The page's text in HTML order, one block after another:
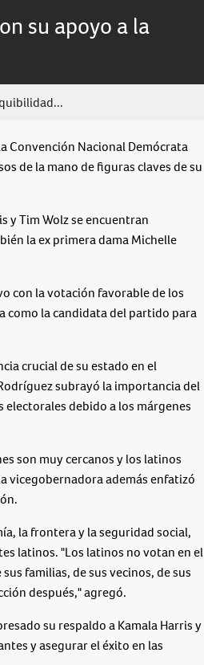
behind
live
su apoyo a la
Convención Nacional Demócrata
de la mano de figuras claves de su
y Tim Wolz se encuentran
la ex primera dama Michelle
con la votación favorable de los
como la candidata del partido para
crucial de su estado en el
subrayó la importancia del
debido a los márgenes
son muy cercanos y los latinos
vicegobernadora además enfatizó
la frontera y la seguridad social,
latinos. "Los latinos no votan en el
familias, de sus vecinos, de sus
después," agregó.
su respaldo a Kamala Harris y
y asegurar el éxito en las